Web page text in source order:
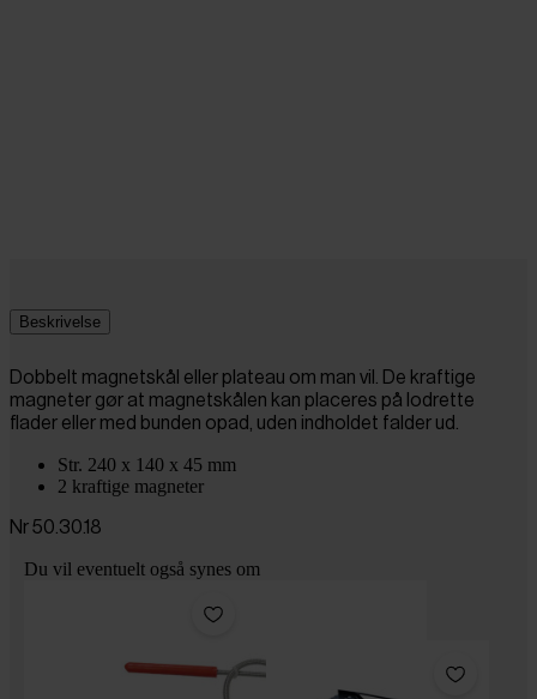
Beskrivelse
Dobbelt magnetskål eller plateau om man vil. De kraftige
magneter gør at magnetskålen kan placeres på lodrette
flader eller med bunden opad, uden indholdet falder ud.
Str. 240 x 140 x 45 mm
2 kraftige magneter
Nr 50.30.18
Du vil eventuelt også synes om